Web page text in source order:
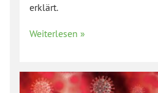
erklärt.
Weiterlesen »